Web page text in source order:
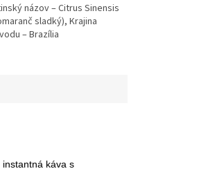
názov – Citrus Sinensis
sladký), Krajina
– Brazília
. instantná káva s